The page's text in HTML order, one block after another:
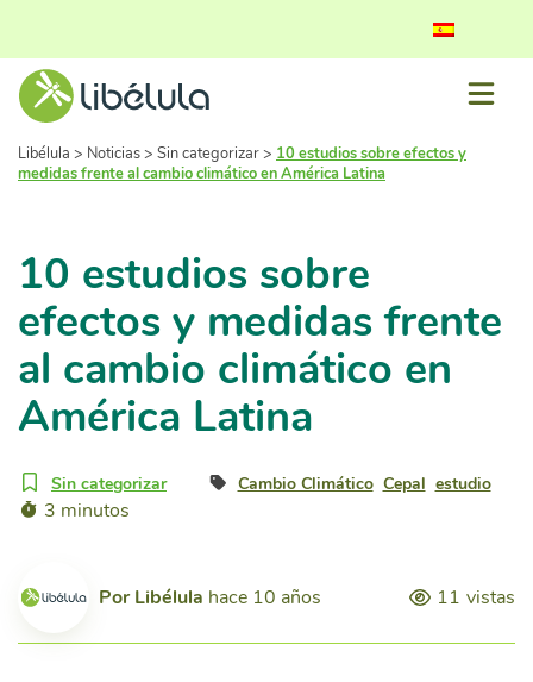
Libélula > Noticias> Sin categorizar> 10 estudios sobre efectos y
medidas frente al cambio climático en América Latina
10 estudios sobre
efectos y medidas frente
al cambio climático en
América Latina
Sin categorizar Cambio Climático Cepal estudio
3 minutos
PorLibélula hace 10 años 11 vistas